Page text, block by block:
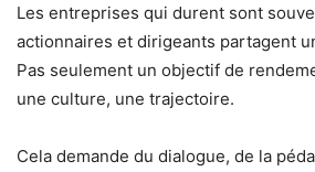
Les entreprises qui durent sont
actionnaires et dirigeants partagent
Pas seulement un objectif de
une culture, une trajectoire.
Cela demande du dialogue, de la